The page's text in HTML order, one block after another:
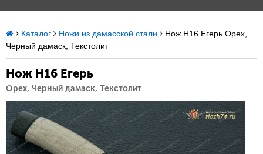
Каталог Ножи из дамасской стали
Нож Н16 Егерь Орех,
Черный дамаск, Текстолит
Нож Н16 Егерь
Орех, Черный дамаск, Текстолит